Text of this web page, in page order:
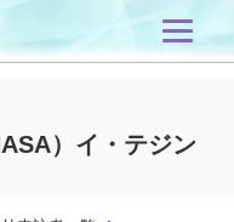
）イ・テジン